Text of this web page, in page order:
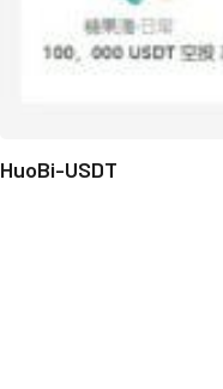
HuoBi-USDT